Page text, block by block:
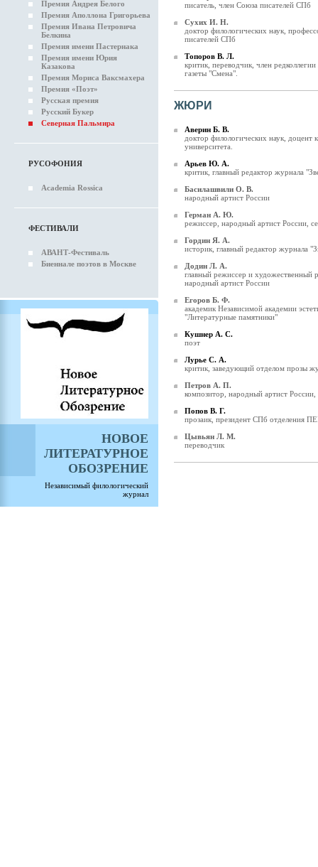
Премия Андрея Белого
Премия Аполлона Григорьева
Премия Ивана Петровича
Белкина
Премия имени Пастернака
Премия имени Юрия
Казакова
Премия Мориса Ваксмахера
Премия «Поэт»
Русская премия
Русский Букер
Северная Пальмира
РУСОФОНИЯ
Academia Rossica
ФЕСТИВАЛИ
АВАНТ-Фестиваль
Биеннале поэтов в Москве
НОВОЕ
ЛИТЕРАТУРНОЕ
ОБОЗРЕНИЕ
Независимый филологический
журнал
писатель, член Союза писателей СПб
Сухих И. Н.
доктор филологических наук,
писателей СПб
Топоров В. Л.
критик, переводчик, член
газеты "Смена".
ЖЮРИ
Аверин Б. В.
доктор филологических наук, доцент
университета.
Арьев Ю. А.
критик, главный редактор журнала
Басилашвили О. В.
народный артист России
Герман А. Ю.
режиссер, народный артист России,
Гордин Я. А.
историк, главный редактор журнала
Додин Л. А.
главный режиссер и художественный
народный артист России
Егоров Б. Ф.
академик Независимой академии
"Литературные памятники"
Кушнер А. С.
поэт
Лурье С. А.
критик, заведующий отделом прозы
Петров А. П.
композитор, народный артист
Попов В. Г.
прозаик, президент СПб отделения
Цывьян Л. М.
переводчик